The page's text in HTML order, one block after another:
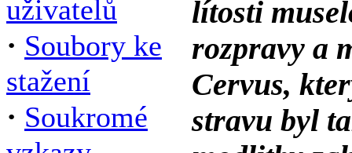
uživatelů
· Soubory ke
stažení
· Soukromé
lítosti
rozpravy a
Cervus,
stravu byl